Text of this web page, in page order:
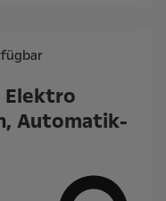
Elektro
Automatik-